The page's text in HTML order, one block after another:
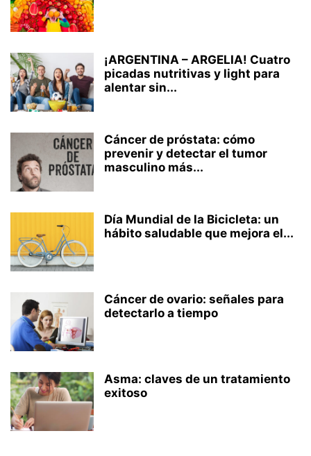
¡ARGENTINA – ARGELIA! Cuatro
picadas nutritivas y light para
alentar sin...
Cáncer de próstata: cómo
prevenir y detectar el tumor
masculino más...
Día Mundial de la Bicicleta: un
hábito saludable que mejora el...
Cáncer de ovario: señales para
detectarlo a tiempo
Asma: claves de un tratamiento
exitoso